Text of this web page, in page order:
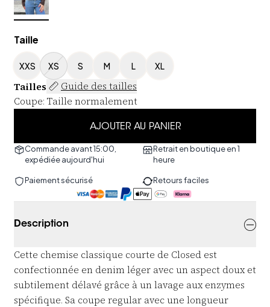
Taille
XXS XS S M L XL
Tailles
Guide des tailles
Coupe: Taille normalement
AJOUTER AU PANIER
Commande avant 15:00,
expédiée aujourd'hui
Retrait en boutique en 1
heure
Paiement sécurisé Retours faciles
Description
Cette chemise classique courte de Closed est
confectionnée en denim léger avec un aspect doux et
subtilement délavé grâce à un lavage aux enzymes
spécifique. Sa coupe regular avec une longueur